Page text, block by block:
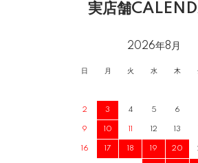
実店舗
2026年8月
日 月 火 水 木
2 3 4 5 6
9 10 11 12 13
16 17 18 19 20